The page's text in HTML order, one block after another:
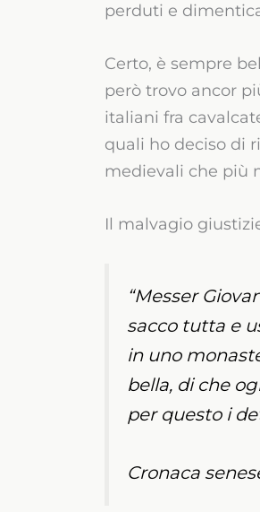
perduti e
Certo, è sempre
però trovo ancor
italiani fra
quali ho deciso di
medievali che più
Il malvagio
“Messer
sacco tutta e
in uno
bella, di che
per questo i
Cronaca